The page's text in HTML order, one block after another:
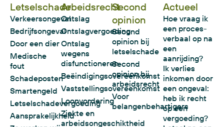
Letselschade
Verkeersongeval
Bedrijfsongeval
Door een dier
Medische
fout
Schadeposten
Smartengeld
Letselschadevergoeding
Aansprakelijkheid
Arbeidsrecht
Ontslag
Ontslagvergoeding
Ontslag
wegens
disfunctioneren
Beëindigingsovereenkomst
Vaststellingsovereenkomst
Loonvordering
Ziekte en
arbeidsongeschiktheid
Second
opinion
Second
opinion bij
letselschade
Second
opinion bij
arbeidsrecht
Voor
belangenbehartigers
Actueel
Hoe vraag ik
een proces-
verbaal op na
een
aanrijding?
Ik verlies
inkomen door
een ongeval:
heb ik recht
op een
vergoeding?